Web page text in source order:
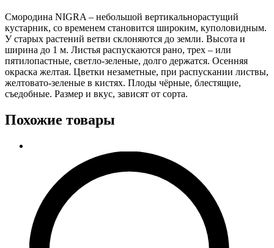
Смородина NIGRA – небольшой вертикальнорастущий
кустарник, со временем становится широким, куполовидным.
У старых растений ветви склоняются до земли. Высота и
ширина до 1 м. Листья распускаются рано, трех – или
пятилопастные, светло-зеленые, долго держатся. Осенняя
окраска желтая. Цветки незаметные, при распускании листвы,
желтовато-зеленые в кистях. Плоды чёрные, блестящие,
съедобные. Размер и вкус, зависят от сорта.
Похожие товары